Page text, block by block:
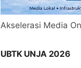
Akselerasi Media
UBTK UNJA 2026